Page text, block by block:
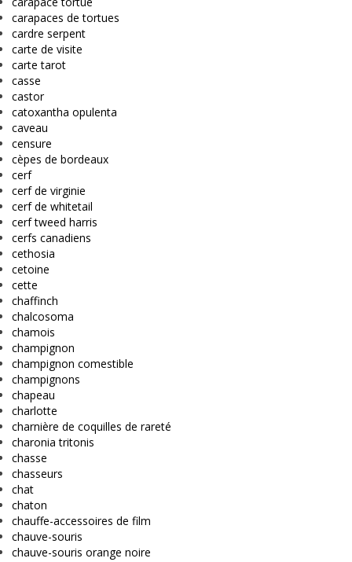
carapaces de tortues
cardre serpent
carte de visite
carte tarot
casse
castor
catoxantha opulenta
caveau
censure
cèpes de bordeaux
cerf
cerf de virginie
cerf de whitetail
cerf tweed harris
cerfs canadiens
cethosia
cetoine
cette
chaffinch
chalcosoma
chamois
champignon
champignon comestible
champignons
chapeau
charlotte
charnière de coquilles de rareté
charonia tritonis
chasse
chasseurs
chat
chaton
chauffe-accessoires de film
chauve-souris
chauve-souris orange noire